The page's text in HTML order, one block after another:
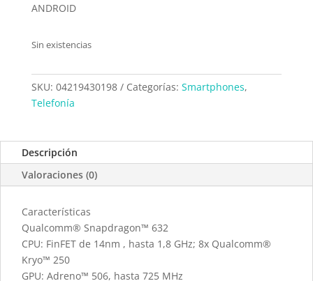
ANDROID
Sin existencias
SKU: 04219430198 Categorías: Smartphones,
Telefonía
Descripción
Valoraciones (0)
Características
Qualcomm® Snapdragon™ 632
CPU: FinFET de 14nm , hasta 1,8 GHz; 8x Qualcomm®
Kryo™ 250
GPU: Adreno™ 506, hasta ​725 MHz